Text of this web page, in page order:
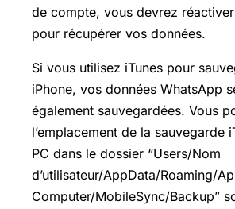
de compte, vous devrez
pour récupérer vos données.
Si vous utilisez iTunes pour
iPhone, vos données WhatsApp
également sauvegardées. Vous
l’emplacement de la sauvegarde
PC dans le dossier “Users/Nom
d’utilisateur/AppData/Roaming/
Computer/MobileSync/Backup”